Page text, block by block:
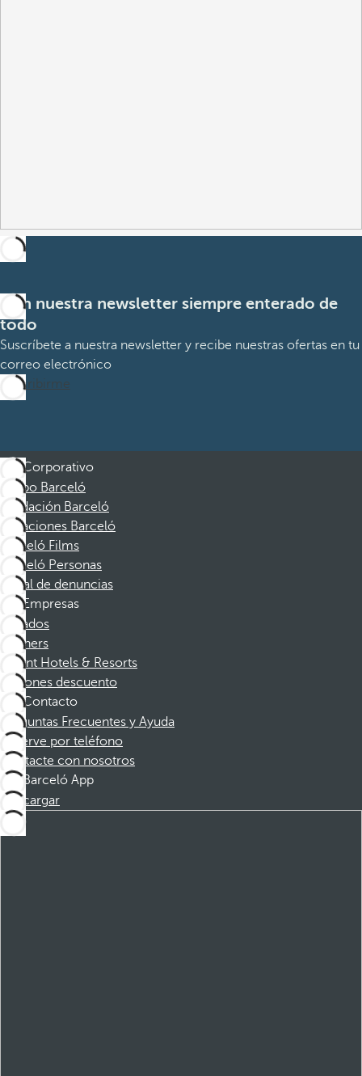
Con nuestra newsletter siempre enterado de
todo
Suscríbete a nuestra newsletter y recibe nuestras ofertas en tu
correo electrónico
Suscribirme
Corporativo
Grupo Barceló
Fundación Barceló
Vacaciones Barceló
Barceló Films
Barceló Personas
Canal de denuncias
Empresas
Afiliados
Partners
Dorint Hotels & Resorts
Cupones descuento
Contacto
Preguntas Frecuentes y Ayuda
Reserve por teléfono
Contacte con nosotros
Barceló App
Descargar